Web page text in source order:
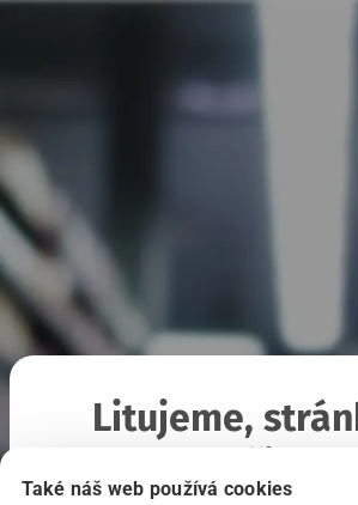
Také náš web používá cookies
Litujeme,